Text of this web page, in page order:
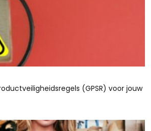
(GPSR) voor jouw